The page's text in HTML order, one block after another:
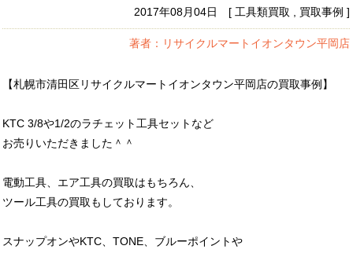
2017年08月04日 [ 工具類買取 , 買取事例 ]
著者：リサイクルマートイオンタウン平岡店
【札幌市清田区リサイクルマートイオンタウン平岡店の買取事例】
KTC 3/8や1/2のラチェット工具セットなど
お売りいただきました＾＾
電動工具、エア工具の買取はもちろん、
ツール工具の買取もしております。
スナップオンやKTC、TONE、ブルーポイントや